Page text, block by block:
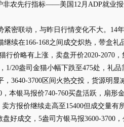
非农先行指标——美国12月ADP就业
联动，与昨日行情变化不大。14年
续在166-168之间成交炽热，带盒礼
行价略有上涨，卖盘开价2020-2070，
20盎司金猫小幅下跌至475处，礼品
3700区间火热交投，货源明显
本银马报价740-760买盘活跃，扇形
方报价继续走高至15400但成交量有
好成交，5盎司方银马报3600-3700